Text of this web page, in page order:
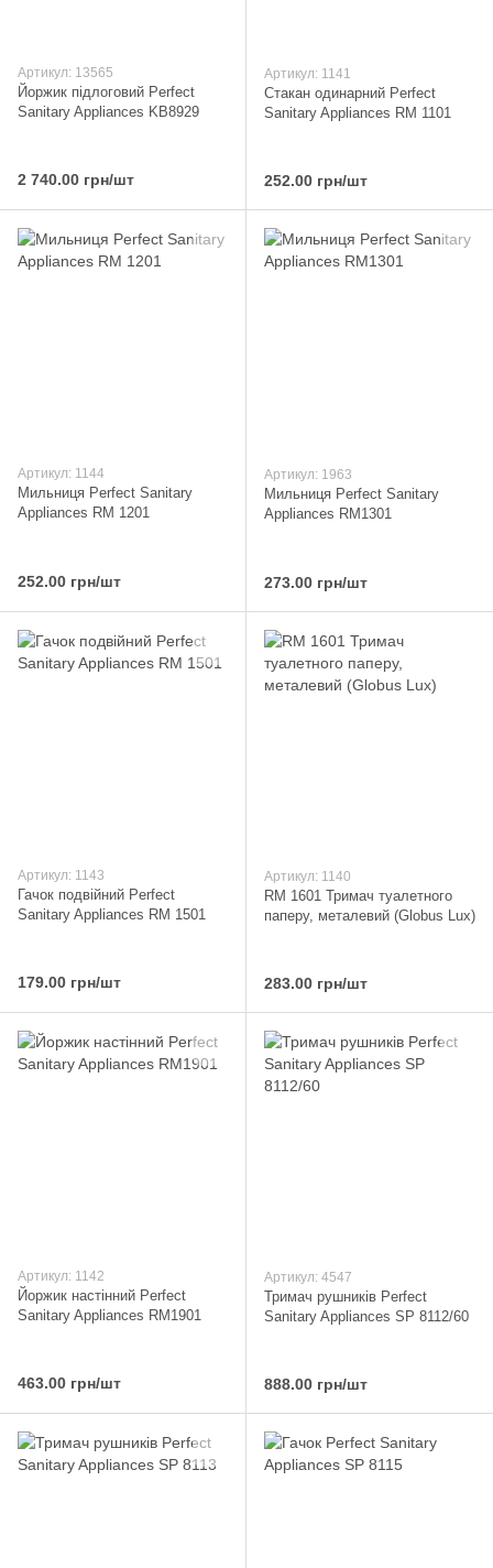
Артикул: 13565
Йоржик підлоговий Perfect
Sanitary Appliances KB8929
2 740.00 грн/шт
Артикул: 1141
Стакан одинарний Perfect
Sanitary Appliances RM 1101
252.00 грн/шт
Артикул: 1144
Мильниця Perfect Sanitary
Appliances RM 1201
252.00 грн/шт
Артикул: 1963
Мильниця Perfect Sanitary
Appliances RM1301
273.00 грн/шт
Артикул: 1143
Гачок подвійний Perfect
Sanitary Appliances RM 1501
179.00 грн/шт
Артикул: 1140
RM 1601 Тримач туалетного
паперу, металевий (Globus Lux)
283.00 грн/шт
Артикул: 1142
Йоржик настінний Perfect
Sanitary Appliances RM1901
463.00 грн/шт
Артикул: 4547
Тримач рушників Perfect
Sanitary Appliances SP 8112/60
888.00 грн/шт